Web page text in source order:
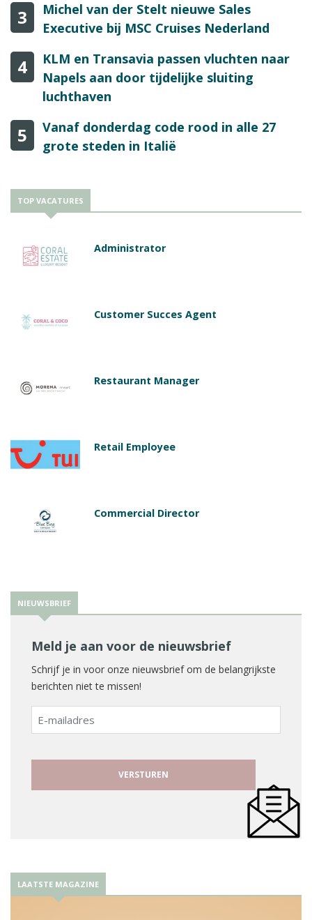
3
Michel van der Stelt nieuwe Sales
Executive bij MSC Cruises Nederland
4
KLM en Transavia passen vluchten naar
Napels aan door tijdelijke sluiting
luchthaven
5
Vanaf donderdag code rood in alle 27
grote steden in Italië
TOP VACATURES
Administrator
Customer Succes Agent
Restaurant Manager
Retail Employee
Commercial Director
NIEUWSBRIEF
Meld je aan voor de nieuwsbrief
Schrijf je in voor onze nieuwsbrief om de belangrijkste
berichten niet te missen!
E-
mailadres
LAATSTE MAGAZINE